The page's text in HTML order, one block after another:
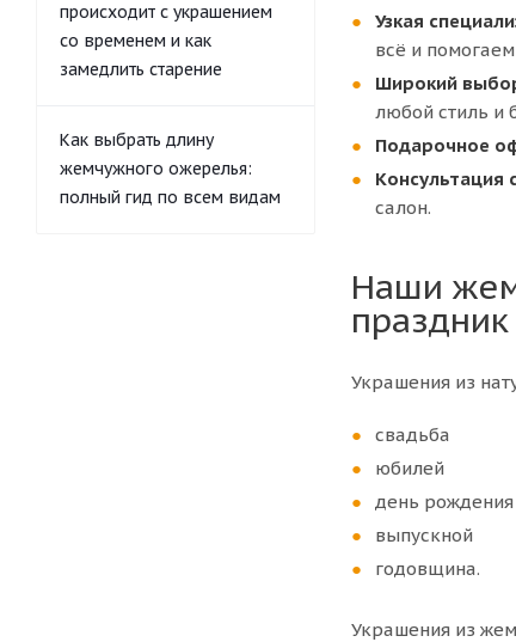
Узкая
всё и
Широкий
любой стиль и
Подарочное
Консультация
салон.
Наши
праздник
Украшения из
свадьба
юбилей
день рождения
выпускной
годовщина.
Украшения из
происходит с украшением
со временем и как
замедлить старение
Как выбрать длину
жемчужного ожерелья:
полный гид по всем видам